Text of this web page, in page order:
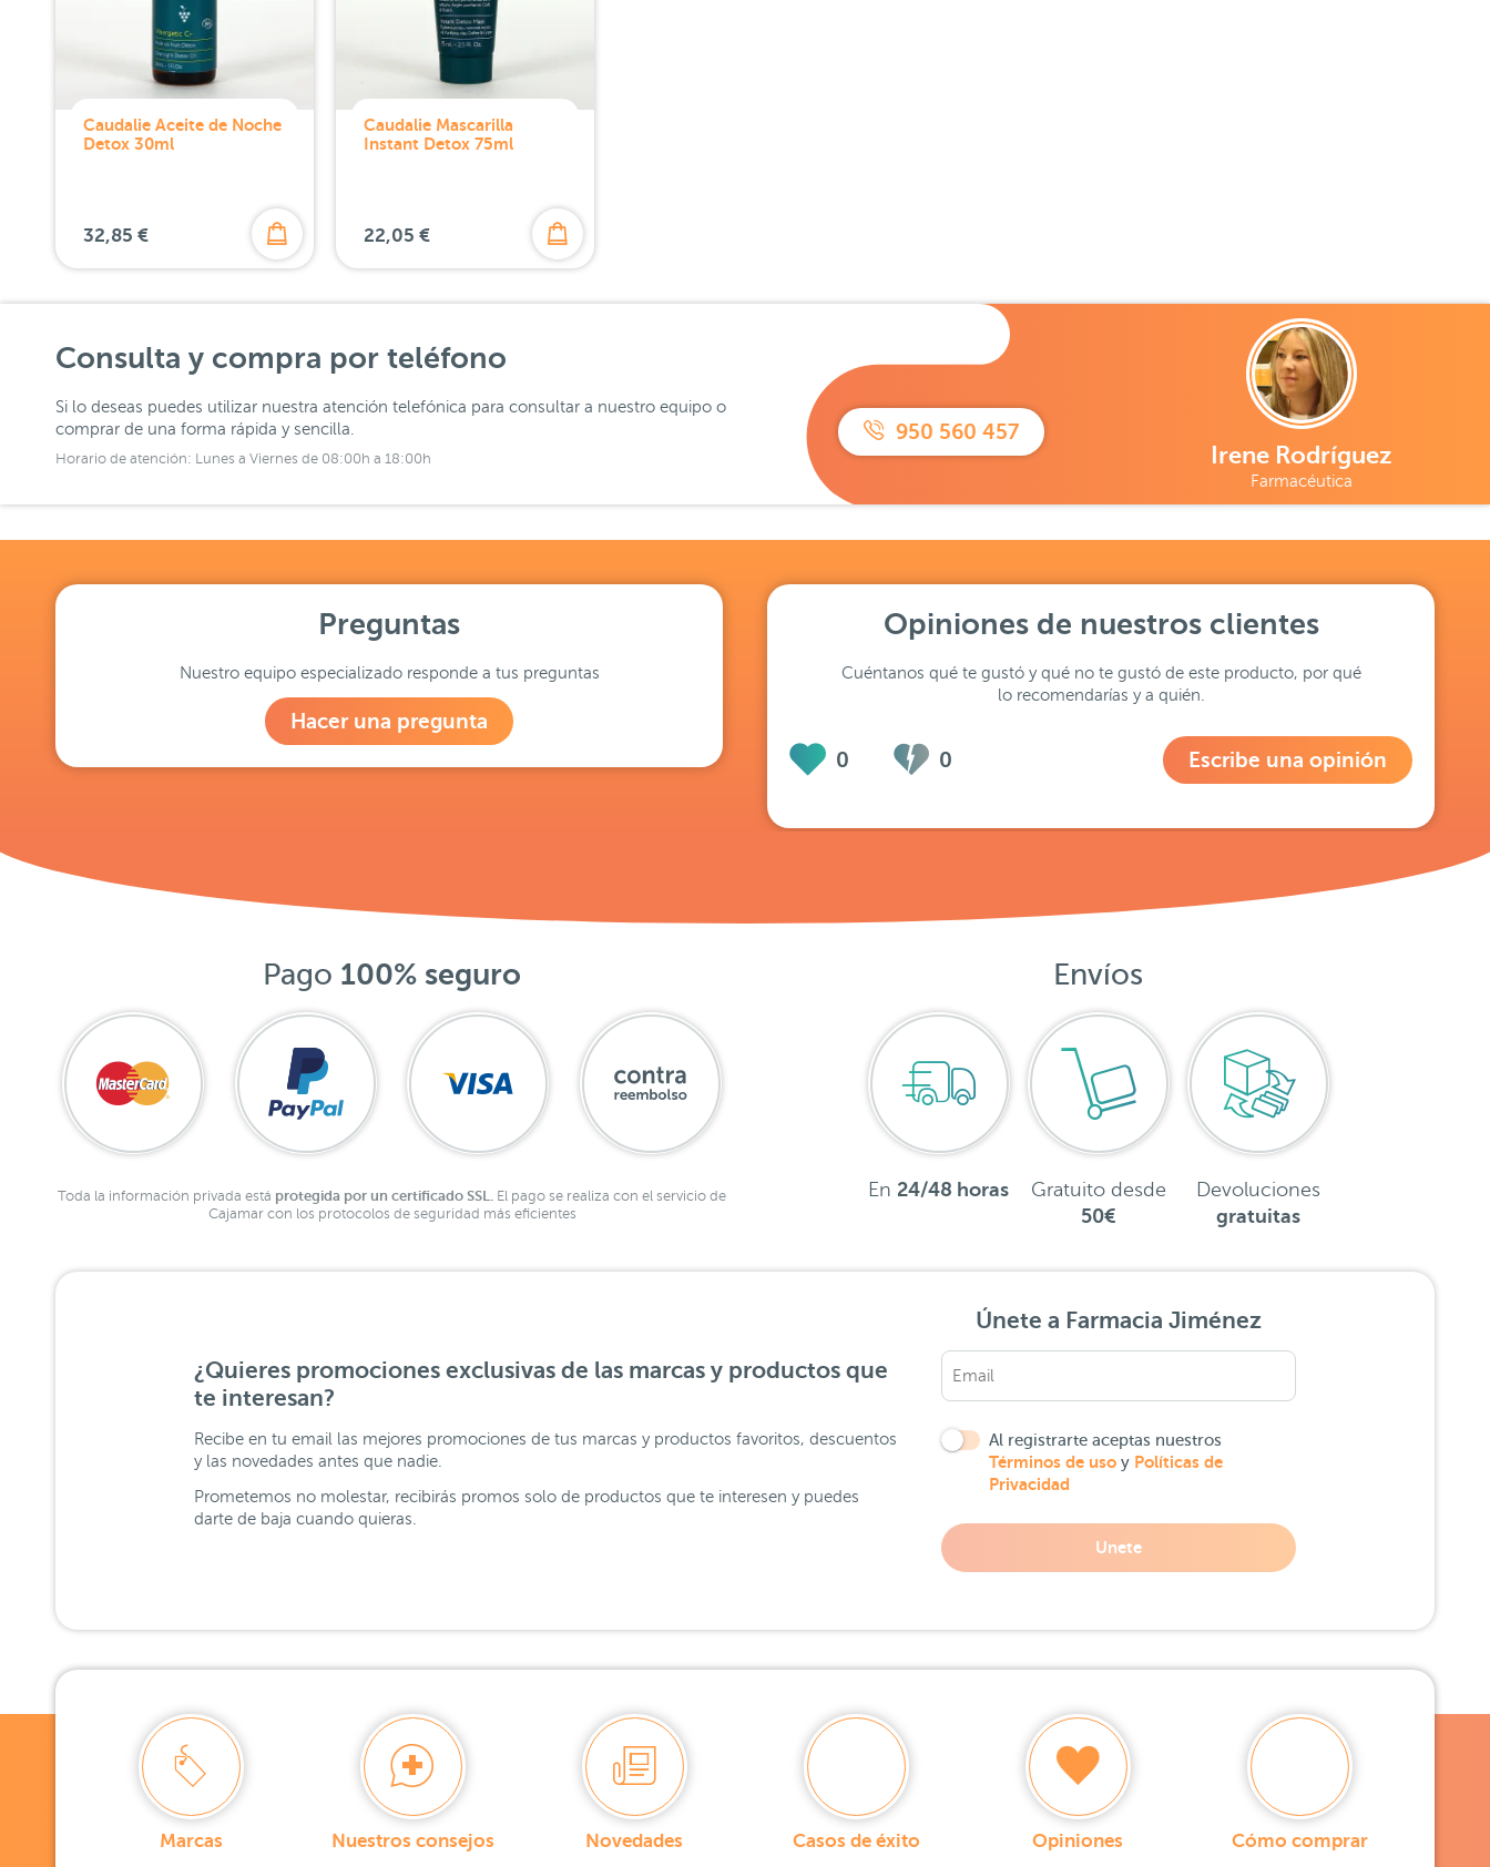
Caudalie Aceite de Noche
Detox 30ml
32,85 €
Caudalie Mascarilla
Instant Detox 75ml
22,05 €
Consulta y compra por teléfono
Si lo deseas puedes utilizar nuestra atención telefónica para consultar a nuestro equipo o
comprar de una forma rápida y sencilla.
Horario de atención: Lunes a Viernes de 08:00h a 18:00h
950 560 457
Irene Rodríguez
Farmacéutica
Preguntas
Nuestro equipo especializado responde a tus preguntas
Hacer una pregunta
Opiniones de nuestros clientes
Cuéntanos qué te gustó y qué no te gustó de este producto, por qué
lo recomendarías y a quién.
0 0 Escribe una opinión
Pago 100% seguro
Toda la información privada está protegida por un certificado SSL.
El pago se realiza con el servicio de
Cajamar con los protocolos de seguridad más eficientes
Envíos
En 24/48 horas
Gratuito desde
50€
Devoluciones
gratuitas
¿Quieres promociones exclusivas de las marcas y productos que
te interesan?
Recibe en tu email las mejores promociones de tus marcas y productos favoritos, descuentos
y las novedades antes que nadie.
Prometemos no molestar, recibirás promos solo de productos que te interesen y puedes
darte de baja cuando quieras.
Únete a Farmacia Jiménez
Al registrarte aceptas nuestros
Términos de uso y Políticas de
Privacidad
Unete
Marcas Nuestros consejos Novedades Casos de éxito Opiniones Cómo comprar